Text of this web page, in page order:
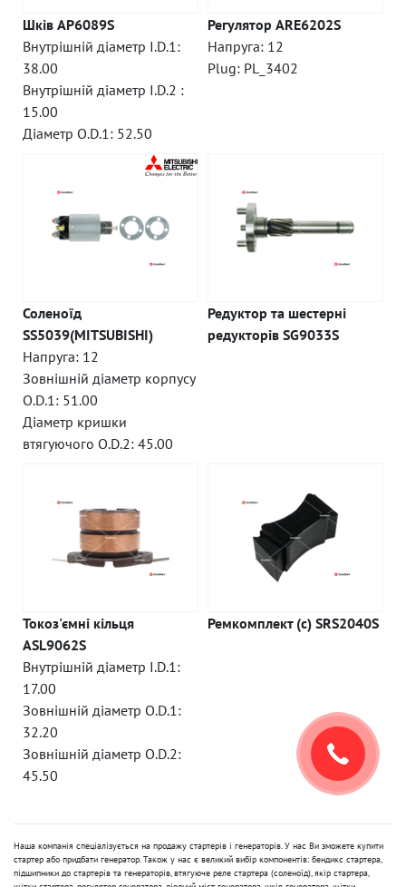
Шків AP6089S
Внутрішній діаметр I.D.1:
38.00
Внутрішній діаметр I.D.2 :
15.00
Діаметр O.D.1: 52.50
Регулятор ARE6202S
Напруга: 12
Plug: PL_3402
Соленоїд
SS5039(MITSUBISHI)
Напруга: 12
Зовнішній діаметр корпусу
O.D.1: 51.00
Діаметр кришки
втягуючого O.D.2: 45.00
Редуктор та шестерні
редукторів SG9033S
Токоз'ємні кільця
ASL9062S
Внутрішній діаметр I.D.1:
17.00
Зовнішній діаметр O.D.1:
32.20
Зовнішній діаметр O.D.2:
45.50
Ремкомплект (c) SRS2040S
Наша компанія спеціалізується на продажу стартерів і генераторів. У нас Ви зможете купити
стартер або придбати генератор. Також у нас є великий вибір компонентів: бендикс стартера,
підшипники до стартерів та генераторів, втягуюче реле стартера (соленоїд), якір стартера,